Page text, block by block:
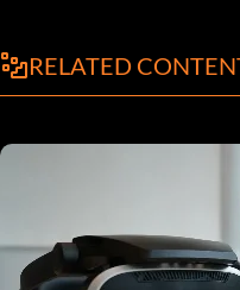
RELATED